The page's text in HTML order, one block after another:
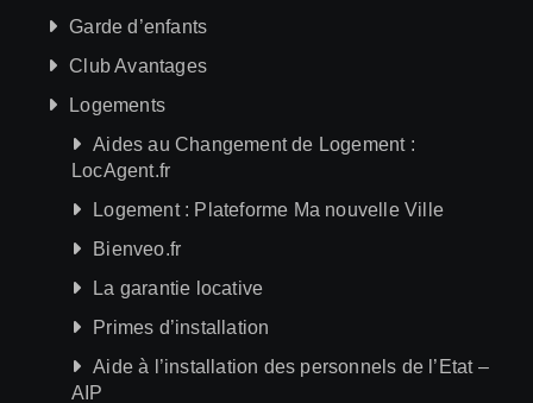
Garde d’enfants
Club Avantages
Logements
Aides au Changement de Logement :
LocAgent.fr
Logement : Plateforme Ma nouvelle Ville
Bienveo.fr
La garantie locative
Primes d’installation
Aide à l’installation des personnels de l’Etat –
AIP